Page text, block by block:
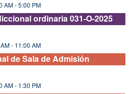
AM-5:00 PM
ordinaria 031-O-2025
- 11:00 AM
de Sala de Admisión
AM- 1:30 PM